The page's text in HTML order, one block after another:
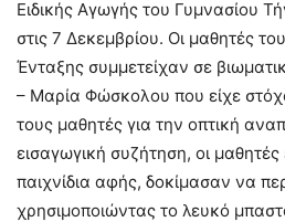
Ειδικής Αγωγής του Γυμνασίου
στις 7 Δεκεμβρίου. Οι μαθητές
Ένταξης συμμετείχαν σε
– Μαρία Φώσκολου που είχε
τους μαθητές για την οπτική
εισαγωγική συζήτηση, οι μαθητές
παιχνίδια αφής, δοκίμασαν να
χρησιμοποιώντας το λευκό